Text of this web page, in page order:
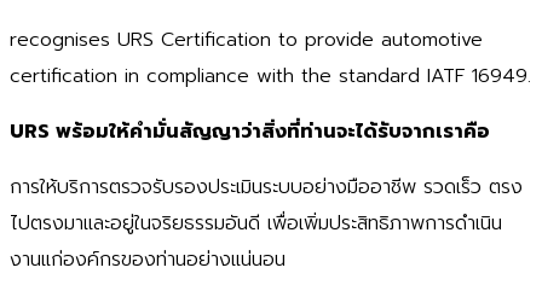
recognises URS Certification to provide automotive
certification in compliance with the standard IATF 16949.
URS พร้อมให้คำมั่นสัญญาว่าสิ่งที่ท่านจะได้รับจากเราคือ
การให้บริการตรวจรับรองประเมินระบบอย่างมืออาชีพ รวดเร็ว ตรง
ไปตรงมาและอยู่ในจริยธรรมอันดี เพื่อเพิ่มประสิทธิภาพการดำเนิน
งานแก่องค์กรของท่านอย่างแน่นอน